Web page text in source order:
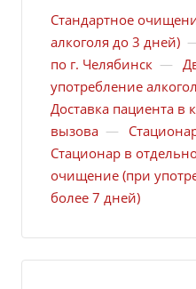
Стандартное
алкоголя до 3 дней)
по г. Челябинск —
употребление
Доставка пациента в
вызова —
Стационар в
очищение (при
более 7 дней)